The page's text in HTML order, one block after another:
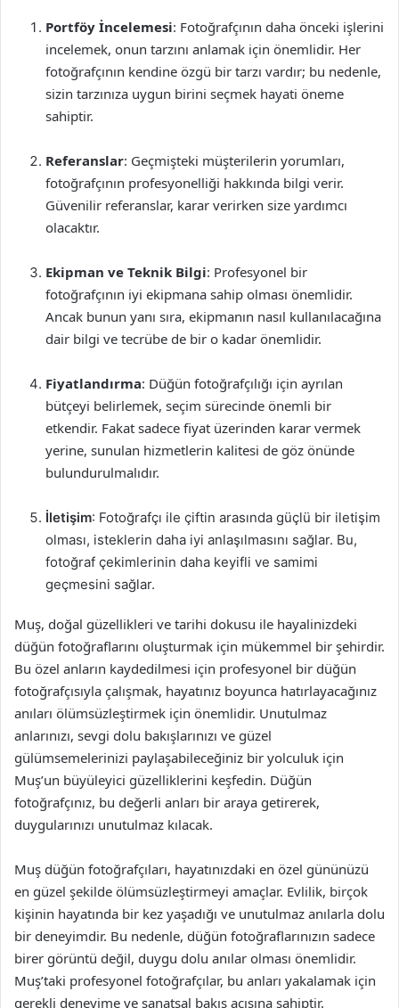
Portföy İncelemesi: Fotoğrafçının daha önceki işlerini
incelemek, onun tarzını anlamak için önemlidir. Her
fotoğrafçının kendine özgü bir tarzı vardır; bu nedenle,
sizin tarzınıza uygun birini seçmek hayati öneme
sahiptir.
Referanslar: Geçmişteki müşterilerin yorumları,
fotoğrafçının profesyonelliği hakkında bilgi verir.
Güvenilir referanslar, karar verirken size yardımcı
olacaktır.
Ekipman ve Teknik Bilgi: Profesyonel bir
fotoğrafçının iyi ekipmana sahip olması önemlidir.
Ancak bunun yanı sıra, ekipmanın nasıl kullanılacağına
dair bilgi ve tecrübe de bir o kadar önemlidir.
Fiyatlandırma: Düğün fotoğrafçılığı için ayrılan
bütçeyi belirlemek, seçim sürecinde önemli bir
etkendir. Fakat sadece fiyat üzerinden karar vermek
yerine, sunulan hizmetlerin kalitesi de göz önünde
bulundurulmalıdır.
İletişim: Fotoğrafçı ile çiftin arasında güçlü bir iletişim
olması, isteklerin daha iyi anlaşılmasını sağlar. Bu,
fotoğraf çekimlerinin daha keyifli ve samimi
geçmesini sağlar.
Muş, doğal güzellikleri ve tarihi dokusu ile hayalinizdeki
düğün fotoğraflarını oluşturmak için mükemmel bir şehirdir.
Bu özel anların kaydedilmesi için profesyonel bir düğün
fotoğrafçısıyla çalışmak, hayatınız boyunca hatırlayacağınız
anıları ölümsüzleştirmek için önemlidir. Unutulmaz
anlarınızı, sevgi dolu bakışlarınızı ve güzel
gülümsemelerinizi paylaşabileceğiniz bir yolculuk için
Muş’un büyüleyici güzelliklerini keşfedin. Düğün
fotoğrafçınız, bu değerli anları bir araya getirerek,
duygularınızı unutulmaz kılacak.
Muş düğün fotoğrafçıları, hayatınızdaki en özel gününüzü
en güzel şekilde ölümsüzleştirmeyi amaçlar. Evlilik, birçok
kişinin hayatında bir kez yaşadığı ve unutulmaz anılarla dolu
bir deneyimdir. Bu nedenle, düğün fotoğraflarınızın sadece
birer görüntü değil, duygu dolu anılar olması önemlidir.
Muş’taki profesyonel fotoğrafçılar, bu anları yakalamak için
gerekli deneyime ve sanatsal bakış açısına sahiptir.